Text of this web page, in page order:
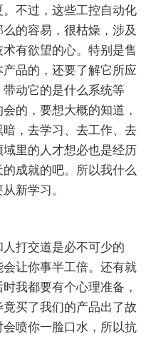
不过，这些工控自动化
的容易，很枯燥，涉及
有欲望的心。特别是售
品的，还要了解它所应
动它的是什么系统等
的，要想大概的知道，
，去学习、去工作、去
里的人才想必也是经历
成就的吧。所以我什么
新学习。
打交道是必不可少的
让你事半工倍。还有就
我都要有个心理准备，
买了我们的产品出了故
喷你一脸口水，所以抗